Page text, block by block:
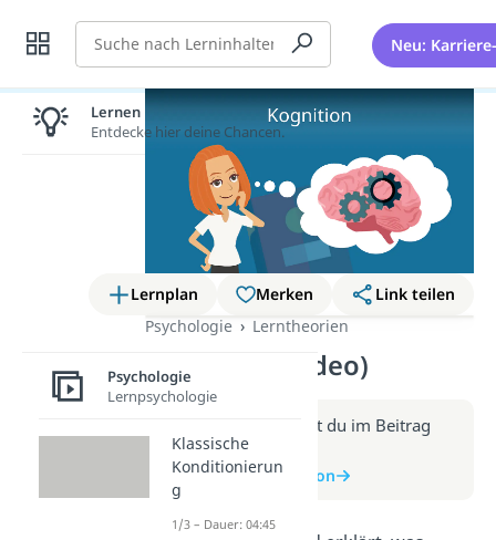
Suche Neu:
Lernplan Merken
Link teilen
Psychologie
Lerntheorien
Kognition (Video)
Weitere Infos erhältst du im Beitrag
zum Video
zum Beitrag: Kognition
Lernen lohnt sich!
Entdecke hier deine Chancen.
Psychologie
Lernpsychologie
Klassische
Konditionierun
g
1/3 – Dauer: 04:45